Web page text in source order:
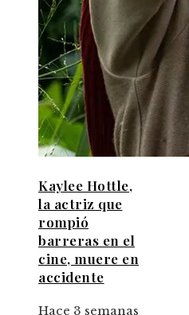
Kaylee Hottle,
la actriz que
rompió
barreras en el
cine, muere en
accidente
Hace 3 semanas